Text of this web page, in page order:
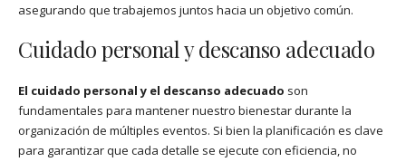
asegurando que trabajemos juntos hacia un objetivo común.
Cuidado personal y descanso adecuado
El cuidado personal y el descanso adecuado son
fundamentales para mantener nuestro bienestar durante la
organización de múltiples eventos. Si bien la planificación es clave
para garantizar que cada detalle se ejecute con eficiencia, no